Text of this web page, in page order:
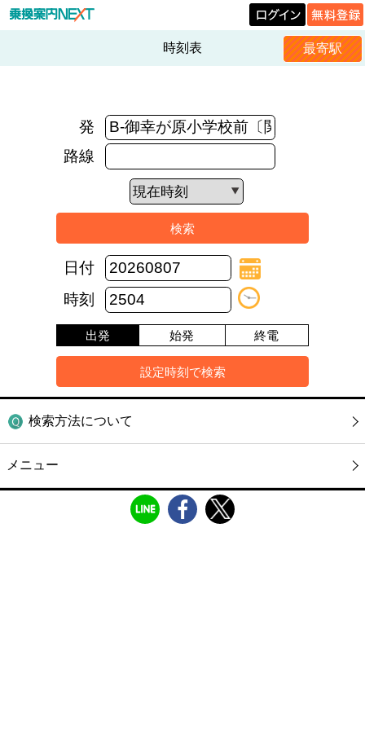
時刻表 最寄駅
発
路線
日付
時刻
出発 始発 終電
検索方法について
メニュー